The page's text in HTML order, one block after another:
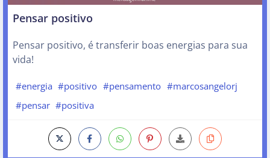
Pensar positivo
Pensar positivo, é transferir boas energias para sua
vida!
#energia #positivo #pensamento #marcosangelorj
#pensar #positiva